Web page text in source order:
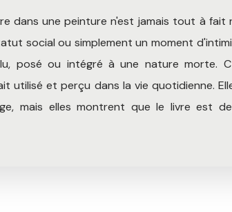
dans une peinture n'est jamais tout à fait
social ou simplement un moment
posé ou intégré à une nature morte.
utilisé et perçu dans la vie quotidienne.
mais elles montrent que le livre est